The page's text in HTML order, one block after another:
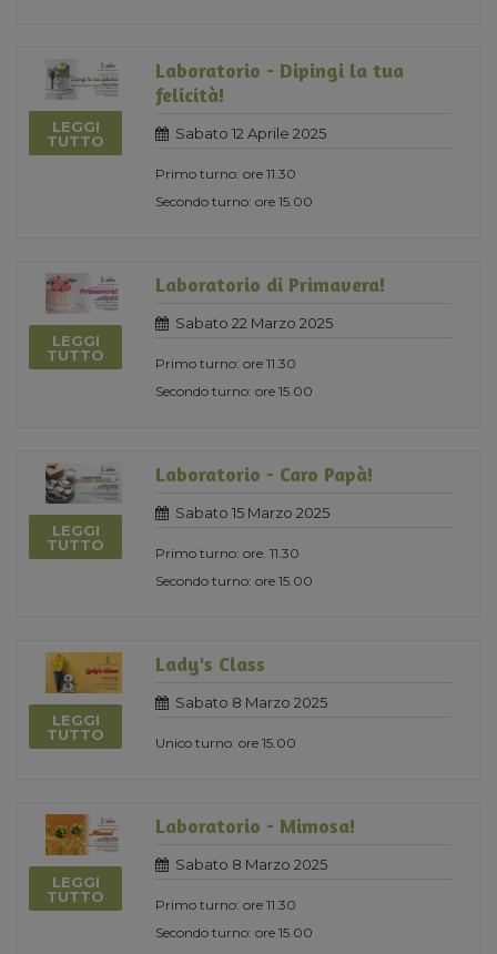
LEGGI
TUTTO
Laboratorio - Dipingi la tua
felicità!
Sabato 12 Aprile 2025
Primo turno: ore 11.30
Secondo turno: ore 15.00
LEGGI
TUTTO
Laboratorio di Primavera!
Sabato 22 Marzo 2025
Primo turno: ore 11.30
Secondo turno: ore 15.00
LEGGI
TUTTO
Laboratorio - Caro Papà!
Sabato 15 Marzo 2025
Primo turno: ore. 11.30
Secondo turno: ore 15.00
LEGGI
TUTTO
Lady's Class
Sabato 8 Marzo 2025
Unico turno: ore 15.00
LEGGI
TUTTO
Laboratorio - Mimosa!
Sabato 8 Marzo 2025
Primo turno: ore 11.30
Secondo turno: ore 15.00